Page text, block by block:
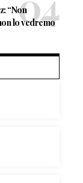
“Non
lo vedremo